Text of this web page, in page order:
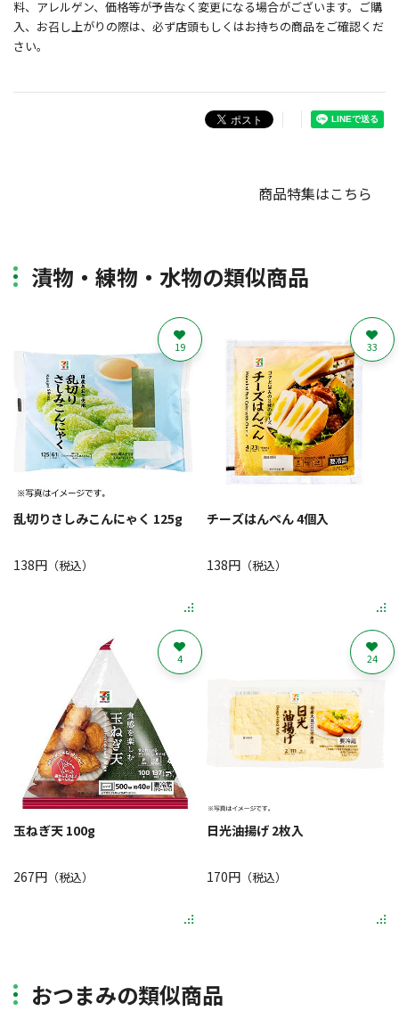
料、アレルゲン、価格等が予告なく変更になる場合がございます。ご購
入、お召し上がりの際は、必ず店頭もしくはお持ちの商品をご確認くだ
さい。
商品特集はこちら
漬物・練物・水物の類似商品
乱切りさしみこんにゃく 125g
138円 （税込）
19
チーズはんぺん 4個入
138円（税込）
33
玉ねぎ天 100g
267円 （税込）
4
日光油揚げ 2枚入
170円（税込）
24
おつまみの類似商品